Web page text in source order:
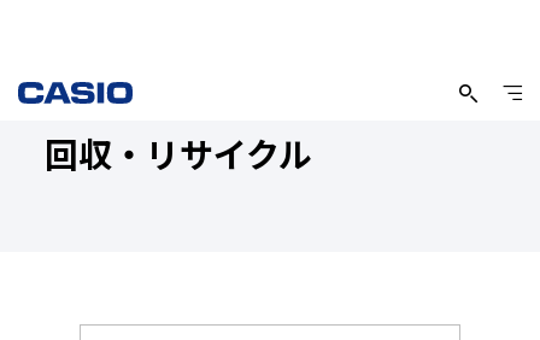
回収・リサイクル